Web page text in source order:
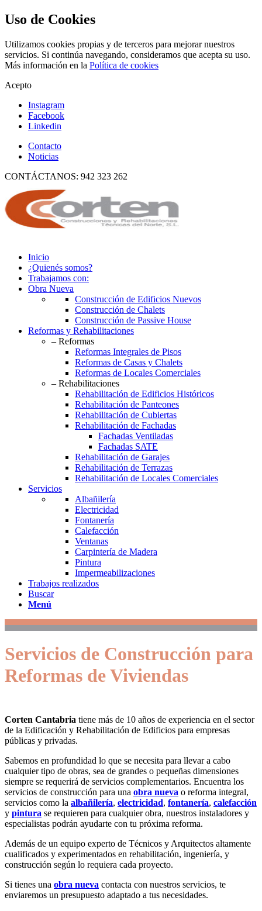
Uso de Cookies
Utilizamos cookies propias y de terceros para mejorar nuestros
servicios. Si continúa navegando, consideramos que acepta su uso.
Más información en la Política de cookies
Acepto
Instagram
Facebook
Linkedin
Contacto
Noticias
CONTÁCTANOS: 942 323 262
Inicio
¿Quienés somos?
Trabajamos con:
Obra Nueva
Construcción de Edificios Nuevos
Construcción de Chalets
Construcción de Passive House
Reformas y Rehabilitaciones
– Reformas
Reformas Integrales de Pisos
Reformas de Casas y Chalets
Reformas de Locales Comerciales
– Rehabilitaciones
Rehabilitación de Edificios Históricos
Rehabilitación de Panteones
Rehabilitación de Cubiertas
Rehabilitación de Fachadas
Fachadas Ventiladas
Fachadas SATE
Rehabilitación de Garajes
Rehabilitación de Terrazas
Rehabilitación de Locales Comerciales
Servicios
Albañilería
Electricidad
Fontanería
Calefacción
Ventanas
Carpintería de Madera
Pintura
Impermeabilizaciones
Trabajos realizados
Buscar
Menú
Servicios de Construcción para
Reformas de Viviendas
Corten Cantabria tiene más de 10 años de experiencia en el sector
de la Edificación y Rehabilitación de Edificios para empresas
públicas y privadas.
Sabemos en profundidad lo que se necesita para llevar a cabo
cualquier tipo de obras, sea de grandes o pequeñas dimensiones
siempre se requerirá de servicios complementarios. Encuentra los
servicios de construcción para una obra nueva o reforma integral,
servicios como la albañilería, electricidad, fontanería, calefacción
y pintura se requieren para cualquier obra, nuestros instaladores y
especialistas podrán ayudarte con tu próxima reforma.
Además de un equipo experto de Técnicos y Arquitectos altamente
cualificados y experimentados en rehabilitación, ingeniería, y
construcción según lo requiera cada proyecto.
Si tienes una obra nueva contacta con nuestros servicios, te
enviaremos un presupuesto adaptado a tus necesidades.